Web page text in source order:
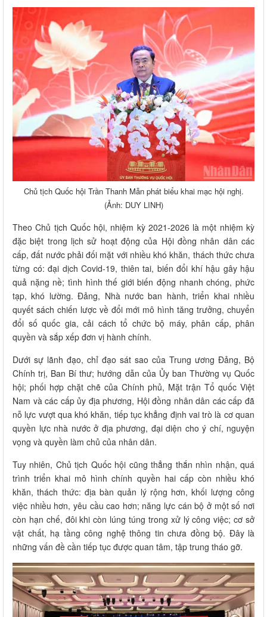
Chủ tịch Quốc hội Trần Thanh Mẫn phát biểu khai mạc hội nghị.
(Ảnh: DUY LINH)
Theo Chủ tịch Quốc hội, nhiệm kỳ 2021-2026 là một nhiệm kỳ
đặc biệt trong lịch sử hoạt động của Hội đồng nhân dân các
cấp, đất nước phải đối mặt với nhiều khó khăn, thách thức chưa
từng có: đại dịch Covid-19, thiên tai, biến đổi khí hậu gây hậu
quả nặng nề; tình hình thế giới biến động nhanh chóng, phức
tạp, khó lường. Đảng, Nhà nước ban hành, triển khai nhiều
quyết sách chiến lược về đổi mới mô hình tăng trưởng, chuyển
đổi số quốc gia, cải cách tổ chức bộ máy, phân cấp, phân
quyền và sắp xếp đơn vị hành chính.
Dưới sự lãnh đạo, chỉ đạo sát sao của Trung ương Đảng, Bộ
Chính trị, Ban Bí thư; hướng dẫn của Ủy ban Thường vụ Quốc
hội; phối hợp chặt chẽ của Chính phủ, Mặt trận Tổ quốc Việt
Nam và các cấp ủy địa phương, Hội đồng nhân dân các cấp đã
nỗ lực vượt qua khó khăn, tiếp tục khẳng định vai trò là cơ quan
quyền lực nhà nước ở địa phương, đại diện cho ý chí, nguyện
vọng và quyền làm chủ của nhân dân.
Tuy nhiên, Chủ tịch Quốc hội cũng thẳng thắn nhìn nhận, quá
trình triển khai mô hình chính quyền hai cấp còn nhiều khó
khăn, thách thức: địa bàn quản lý rộng hơn, khối lượng công
việc nhiều hơn, yêu cầu cao hơn; năng lực cán bộ ở một số nơi
còn hạn chế, đôi khi còn lúng túng trong xử lý công việc; cơ sở
vật chất, hạ tầng công nghệ thông tin chưa đồng bộ. Đây là
những vấn đề cần tiếp tục được quan tâm, tập trung tháo gỡ.